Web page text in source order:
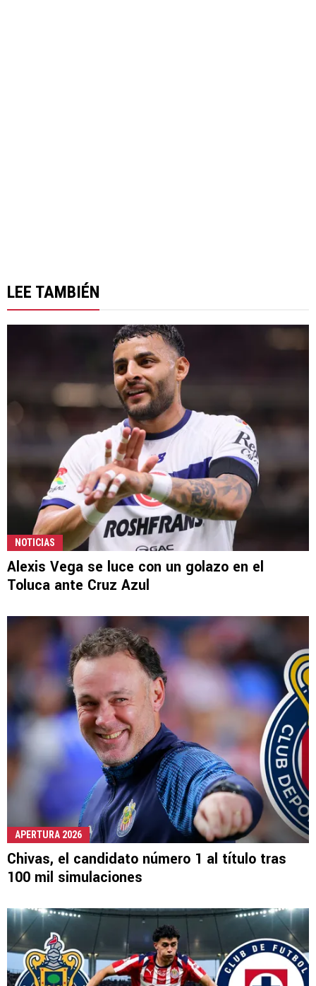
LEE TAMBIÉN
NOTICIAS
Alexis Vega se luce con un golazo en el
Toluca ante Cruz Azul
APERTURA 2026
Chivas, el candidato número 1 al título tras
100 mil simulaciones